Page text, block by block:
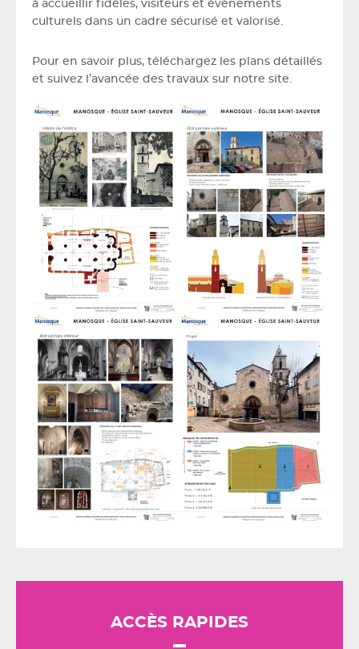
à accueillir fidèles, visiteurs et événements
culturels dans un cadre sécurisé et valorisé.
Pour en savoir plus, téléchargez les plans détaillés
et suivez l’avancée des travaux sur notre site.
ACCÈS RAPIDES